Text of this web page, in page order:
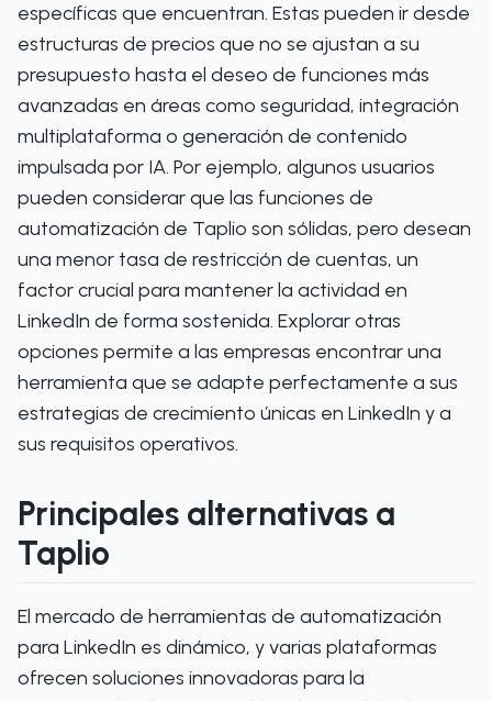
específicas que encuentran. Estas pueden ir desde
estructuras de precios que no se ajustan a su
presupuesto hasta el deseo de funciones más
avanzadas en áreas como seguridad, integración
multiplataforma o generación de contenido
impulsada por IA. Por ejemplo, algunos usuarios
pueden considerar que las funciones de
automatización de Taplio son sólidas, pero desean
una menor tasa de restricción de cuentas, un
factor crucial para mantener la actividad en
LinkedIn de forma sostenida. Explorar otras
opciones permite a las empresas encontrar una
herramienta que se adapte perfectamente a sus
estrategias de crecimiento únicas en LinkedIn y a
sus requisitos operativos.
Principales alternativas a
Taplio
El mercado de herramientas de automatización
para LinkedIn es dinámico, y varias plataformas
ofrecen soluciones innovadoras para la